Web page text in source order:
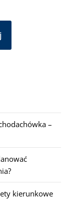
–
kierunkowe